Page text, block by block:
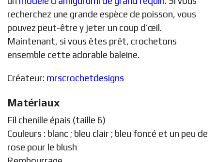
recherchez une grande espèce de poisson, vous
pouvez peut-être y jeter un coup d’œil.
Maintenant, si vous êtes prêt, crochetons
ensemble cette adorable baleine.
Créateur: mrscrochetdesigns
Matériaux
Fil chenille épais (taille 6)
Couleurs : blanc ; bleu clair ; bleu foncé et un peu de
rose pour le blush